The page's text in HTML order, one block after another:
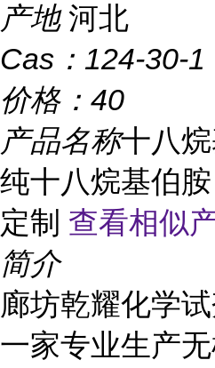
产地 河北
Cas： 124-30-1
价格： 40
产品名称十八
纯十八烷基伯
定制 查看相似
简介
廊坊乾耀化学
一家专业生产